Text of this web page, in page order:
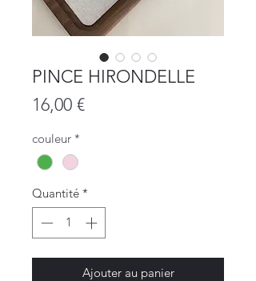
PINCE HIRONDELLE
16,00 €Prix
couleur *
Quantité *
Ajouter au panier